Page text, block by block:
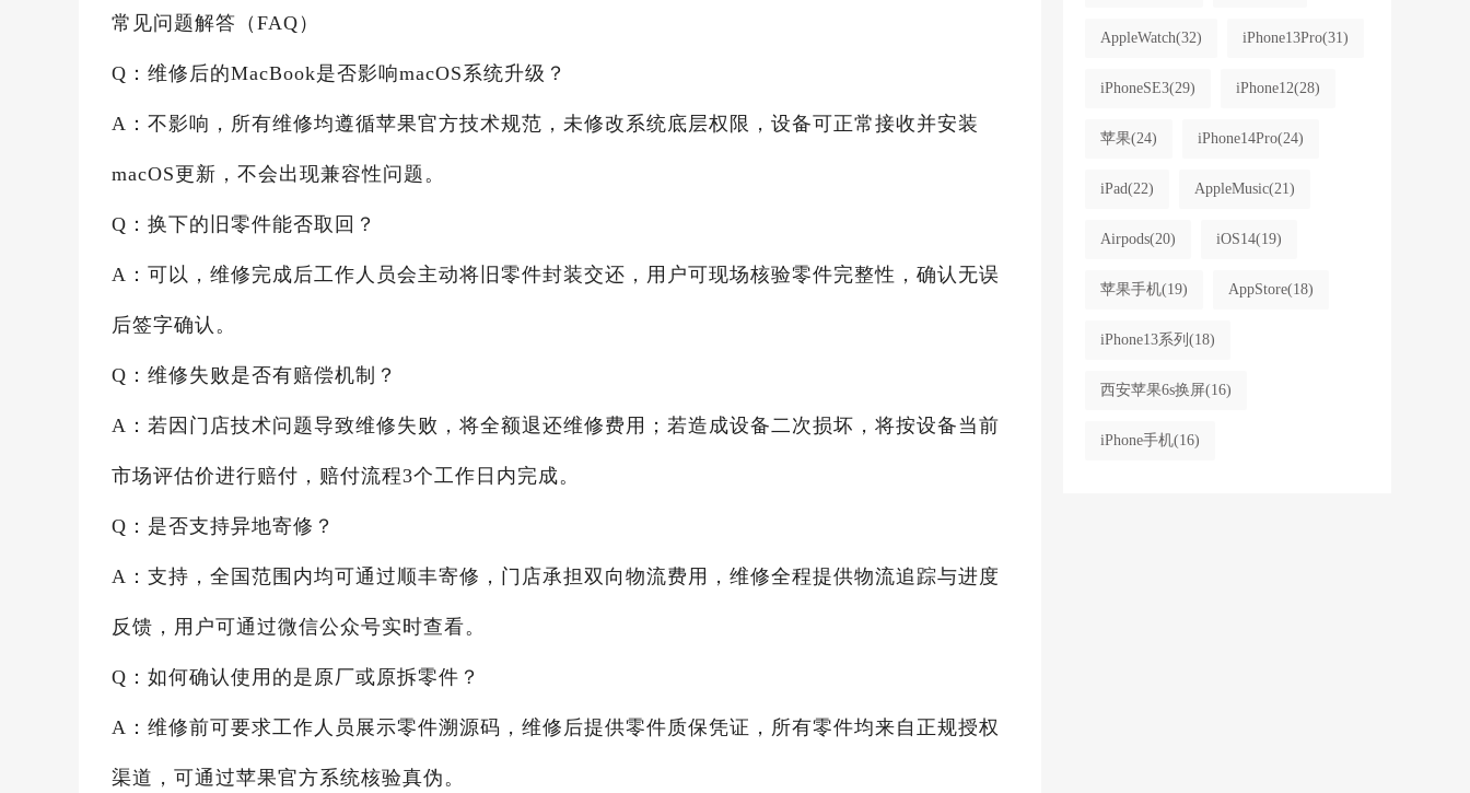
常见问题解答（FAQ）
Q：维修后的MacBook是否影响macOS系统升级？
A：不影响，所有维修均遵循苹果官方技术规范，未修改系统底层权限，设备可正常接收并安装
macOS更新，不会出现兼容性问题。
Q：换下的旧零件能否取回？
A：可以，维修完成后工作人员会主动将旧零件封装交还，用户可现场核验零件完整性，确认无误
后签字确认。
Q：维修失败是否有赔偿机制？
A：若因门店技术问题导致维修失败，将全额退还维修费用；若造成设备二次损坏，将按设备当前
市场评估价进行赔付，赔付流程3个工作日内完成。
Q：是否支持异地寄修？
A：支持，全国范围内均可通过顺丰寄修，门店承担双向物流费用，维修全程提供物流追踪与进度
反馈，用户可通过微信公众号实时查看。
Q：如何确认使用的是原厂或原拆零件？
A：维修前可要求工作人员展示零件溯源码，维修后提供零件质保凭证，所有零件均来自正规授权
渠道，可通过苹果官方系统核验真伪。
AppleWatch(32) iPhone13Pro(31)
iPhoneSE3(29) iPhone12(28)
苹果(24) iPhone14Pro(24)
iPad(22) AppleMusic(21)
Airpods(20) iOS14(19)
苹果手机(19) AppStore(18)
iPhone13系列 (18)
西安苹果6s换屏(16)
iPhone手机(16)